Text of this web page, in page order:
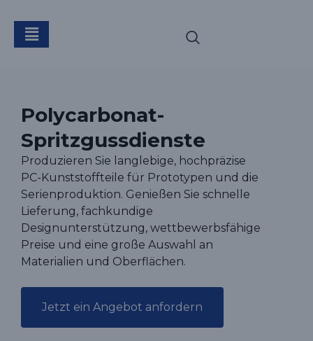
PC Spritzguss
Polycarbonat-
Spritzgussdienste
Produzieren Sie langlebige, hochpräzise
PC-Kunststoffteile für Prototypen und die
Serienproduktion. Genießen Sie schnelle
Lieferung, fachkundige
Designunterstützung, wettbewerbsfähige
Preise und eine große Auswahl an
Materialien und Oberflächen.
Jetzt ein Angebot anfordern